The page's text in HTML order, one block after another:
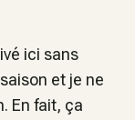
ici sans
et je ne
En fait, ça